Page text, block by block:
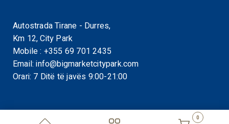
0
Autostrada Tirane - Durres,
Km 12, City Park
Mobile : +355 69 701 2435
Email:info@bigmarketcitypark.com
Orari: 7 Ditë të javës 9:00-21:00